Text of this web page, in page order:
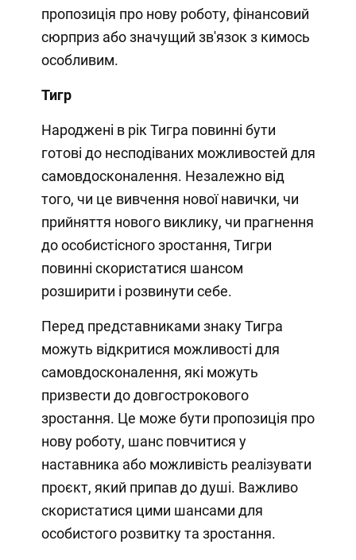
пропозиція про нову роботу, фінансовий
сюрприз або значущий зв'язок з кимось
особливим.
Тигр
Народжені в рік Тигра повинні бути
готові до несподіваних можливостей для
самовдосконалення. Незалежно від
того, чи це вивчення нової навички, чи
прийняття нового виклику, чи прагнення
до особистісного зростання, Тигри
повинні скористатися шансом
розширити і розвинути себе.
Перед представниками знаку Тигра
можуть відкритися можливості для
самовдосконалення, які можуть
призвести до довгострокового
зростання. Це може бути пропозиція про
нову роботу, шанс повчитися у
наставника або можливість реалізувати
проєкт, який припав до душі. Важливо
скористатися цими шансами для
особистого розвитку та зростання.